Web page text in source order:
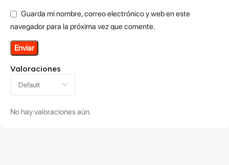
Valoraciones
No hay valoraciones aún.
Guarda mi nombre, correo electrónico y web en este
navegador para la próxima vez que comente.